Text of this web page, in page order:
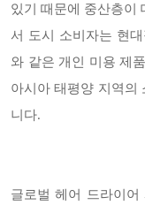
있기 때문에 중산층이
서 도시 소비자는 현
와 같은 개인 미용 제
아시아 태평양 지역의
니다.
글로벌 헤어 드라이어